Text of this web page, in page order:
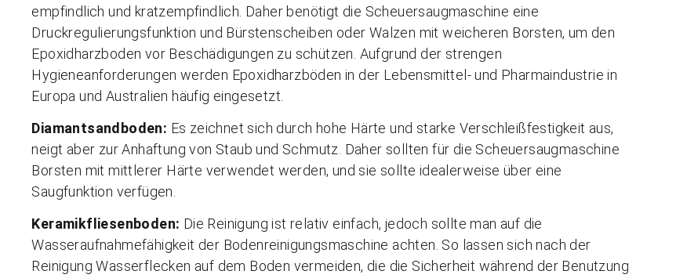
empfindlich und kratzempfindlich. Daher benötigt die Scheuersaugmaschine eine
Druckregulierungsfunktion und Bürstenscheiben oder Walzen mit weicheren Borsten, um den
Epoxidharzboden vor Beschädigungen zu schützen. Aufgrund der strengen
Hygieneanforderungen werden Epoxidharzböden in der Lebensmittel- und Pharmaindustrie in
Europa und Australien häufig eingesetzt.
Diamantsandboden: Es zeichnet sich durch hohe Härte und starke Verschleißfestigkeit aus,
neigt aber zur Anhaftung von Staub und Schmutz. Daher sollten für die Scheuersaugmaschine
Borsten mit mittlerer Härte verwendet werden, und sie sollte idealerweise über eine
Saugfunktion verfügen.
Keramikfliesenboden: Die Reinigung ist relativ einfach, jedoch sollte man auf die
Wasseraufnahmefähigkeit der Bodenreinigungsmaschine achten. So lassen sich nach der
Reinigung Wasserflecken auf dem Boden vermeiden, die die Sicherheit während der Benutzung